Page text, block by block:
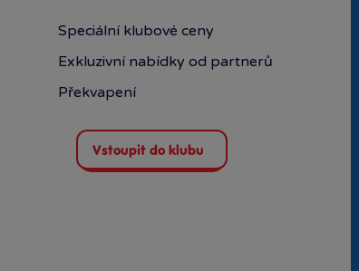
Speciální klubové ceny
Exkluzivní nabídky od partnerů
Překvapení
Vstoupit do klubu